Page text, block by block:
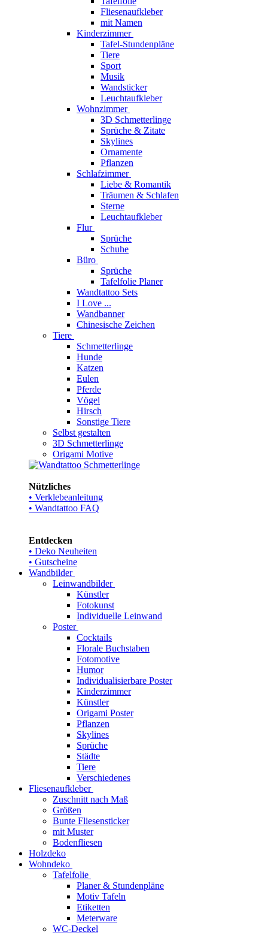
Fliesenaufkleber
mit Namen
Kinderzimmer
Tafel-Stundenpläne
Tiere
Sport
Musik
Wandsticker
Leuchtaufkleber
Wohnzimmer
3D Schmetterlinge
Sprüche & Zitate
Skylines
Ornamente
Pflanzen
Schlafzimmer
Liebe & Romantik
Träumen & Schlafen
Sterne
Leuchtaufkleber
Flur
Sprüche
Schuhe
Büro
Sprüche
Tafelfolie Planer
Wandtattoo Sets
I Love ...
Wandbanner
Chinesische Zeichen
Tiere
Schmetterlinge
Hunde
Katzen
Eulen
Pferde
Vögel
Hirsch
Sonstige Tiere
Selbst gestalten
3D Schmetterlinge
Origami Motive
Nützliches
• Verklebeanleitung
• Wandtattoo FAQ
Entdecken
• Deko Neuheiten
• Gutscheine
Wandbilder
Leinwandbilder
Künstler
Fotokunst
Individuelle Leinwand
Poster
Cocktails
Florale Buchstaben
Fotomotive
Humor
Individualisierbare Poster
Kinderzimmer
Künstler
Origami Poster
Pflanzen
Skylines
Sprüche
Städte
Tiere
Verschiedenes
Fliesenaufkleber
Zuschnitt nach Maß
Größen
Bunte Fliesensticker
mit Muster
Bodenfliesen
Holzdeko
Wohndeko
Tafelfolie
Planer & Stundenpläne
Motiv Tafeln
Etiketten
Meterware
WC-Deckel